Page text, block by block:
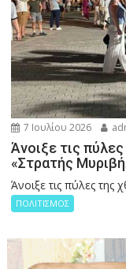
7 Ιουλίου 2026
Άνοιξε τις
«Στρατής
Άνοιξε τις πύλες της
ΠΟΛΙΤΙΣΜΟΣ